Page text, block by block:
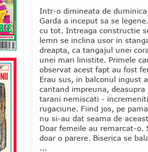
Intr-o dimineata de
Garda a inceput sa se
cu tot. Intreaga constructie
lemn se inclina usor in
dreapta, ca tangajul unei
unei mari linistite. Primele
observat acest fapt au fost
Erau sus, in balconul ingust
cantand impreuna,
tarani nemiscati -
rugaciune. Fiind jos, pe
nu si-au dat seama de
Doar femeile au remarcat-o.
doar o parere. Biserica se
...